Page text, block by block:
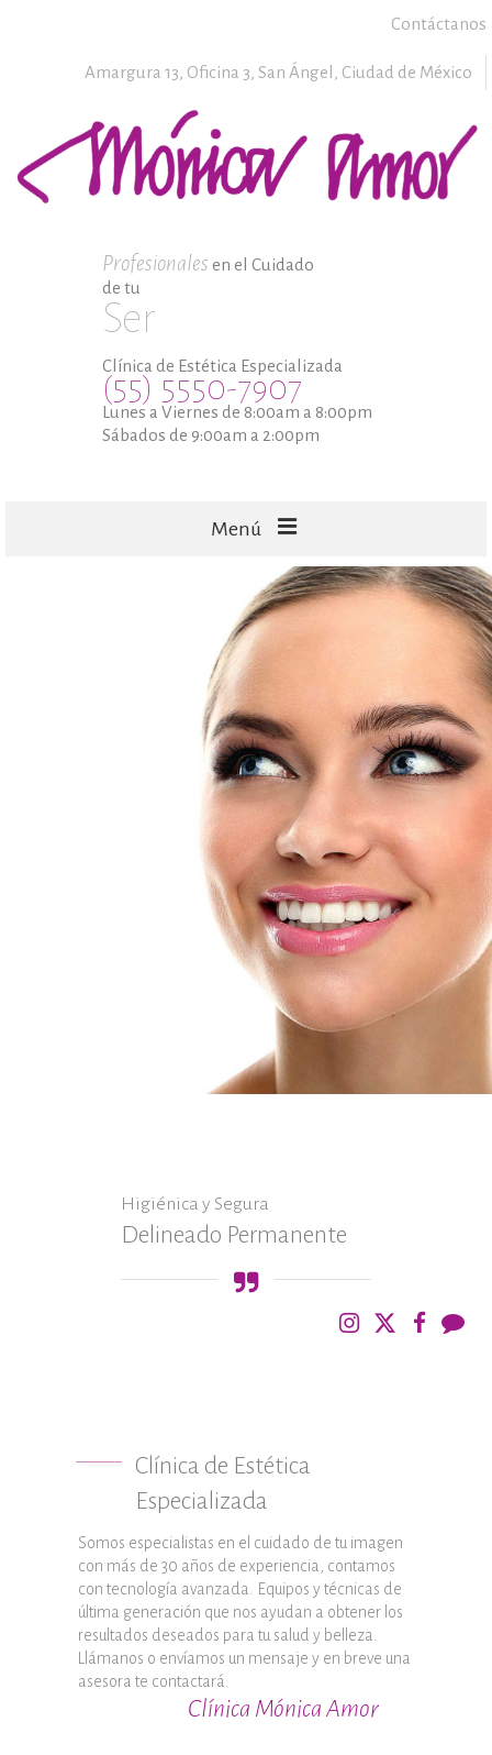
Contáctanos
Amargura 13, Oficina 3, San Ángel, Ciudad de México
Profesionales en el Cuidado
de tu
Ser
Clínica de Estética Especializada
(55) 5550-7907
Lunes a Viernes de 8:00am a 8:00pm
Sábados de 9:00am a 2:00pm
Menú
FACIALES
CORPORALES
CAPILARES
TECNOLOGÍA
Facial y Corporal
Depilación Definitiva
Clínica de Estética
Especializada
Somos especialistas en el cuidado de tu imagen
con más de 30 años de experiencia, contamos
con tecnología avanzada. Equipos y técnicas de
última generación que nos ayudan a obtener los
resultados deseados para tu salud y belleza.
Llámanos o envíamos un mensaje y en breve una
asesora te contactará.
Clínica Mónica Amor